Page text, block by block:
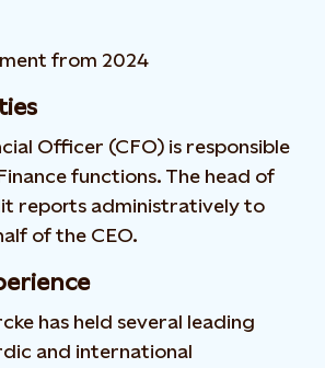
from 2024
Officer (CFO) is responsible
functions. The head of
reports administratively to
of the CEO.
has held several leading
and international